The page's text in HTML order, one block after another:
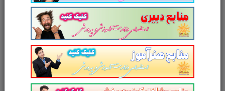
امتیاز شما به محصول
ارسال دیدگاه انصراف